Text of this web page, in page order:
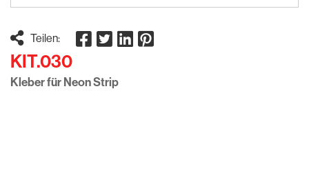
Teilen:
KIT.030
Kleber für Neon Strip